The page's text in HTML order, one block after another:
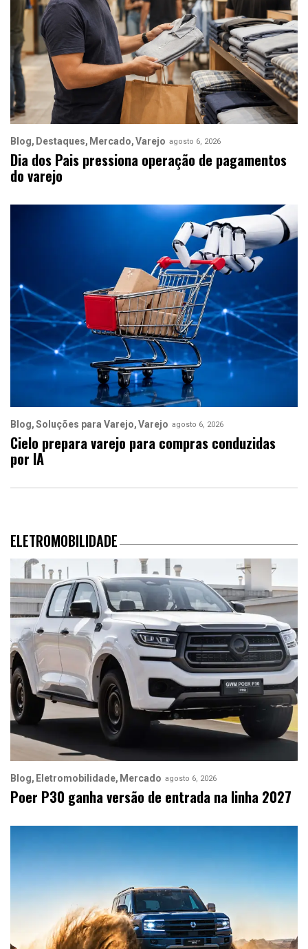
Blog Destaques Mercado Varejo agosto 6, 2026
Dia dos Pais pressiona operação de pagamentos
do varejo
Blog Soluções para Varejo Varejo agosto 6, 2026
Cielo prepara varejo para compras conduzidas
por IA
ELETROMOBILIDADE
Blog Eletromobilidade Mercado agosto 6, 2026
Poer P30 ganha versão de entrada na linha 2027